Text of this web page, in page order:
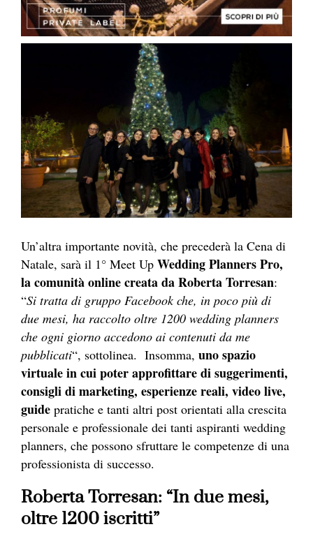
Un’altra importante novità, che precederà la Cena di
Natale, sarà il 1° Meet Up Wedding Planners Pro,
la comunità online creata da Roberta Torresan:
“Si tratta di gruppo Facebook che, in poco più di
due mesi, ha raccolto oltre 1200 wedding planners
che ogni giorno accedono ai contenuti da me
pubblicati“, sottolinea. Insomma, uno spazio
virtuale in cui poter approfittare di suggerimenti,
consigli di marketing, esperienze reali, video live,
guide pratiche e tanti altri post orientati alla crescita
personale e professionale dei tanti aspiranti wedding
planners, che possono sfruttare le competenze di una
professionista di successo.
Roberta Torresan: “In due mesi,
oltre 1200 iscritti”